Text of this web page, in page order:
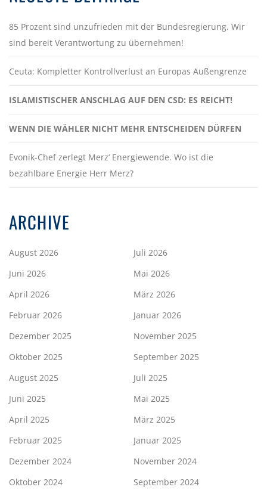
85 Prozent sind unzufrieden mit der Bundesregierung. Wir
sind bereit Verantwortung zu übernehmen!
Ceuta: Kompletter Kontrollverlust an Europas Außengrenze
ISLAMISTISCHER ANSCHLAG AUF DEN CSD: ES REICHT!
WENN DIE WÄHLER NICHT MEHR ENTSCHEIDEN DÜRFEN
Evonik-Chef zerlegt Merz‘ Energiewende. Wo ist die
bezahlbare Energie Herr Merz?
ARCHIVE
August 2026
Juli 2026
Juni 2026
Mai 2026
April 2026
März 2026
Februar 2026
Januar 2026
Dezember 2025
November 2025
Oktober 2025
September 2025
August 2025
Juli 2025
Juni 2025
Mai 2025
April 2025
März 2025
Februar 2025
Januar 2025
Dezember 2024
November 2024
Oktober 2024
September 2024